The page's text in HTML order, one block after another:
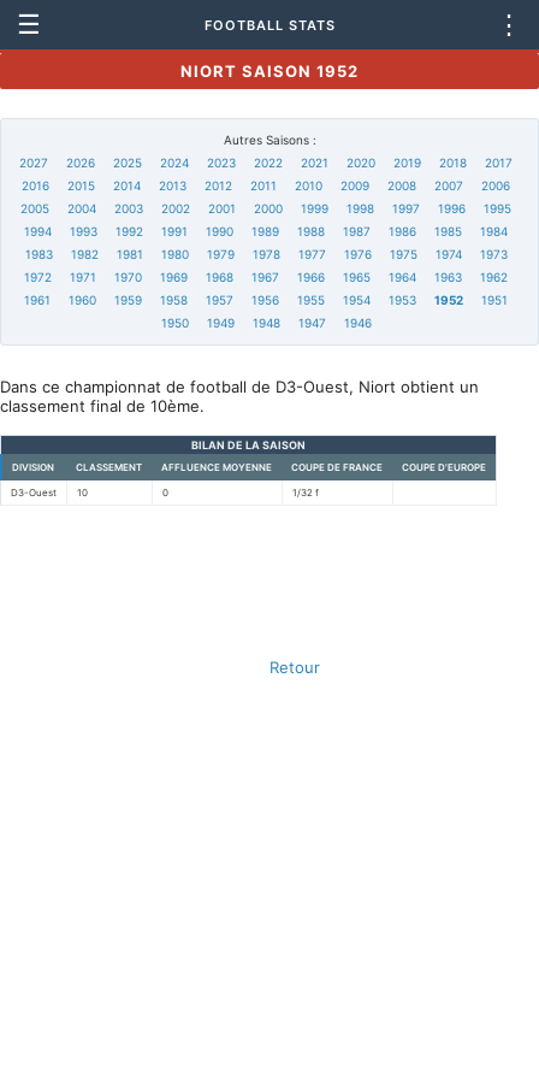
☰ FOOTBALL STATS ⋮
NIORT SAISON 1952
Autres Saisons :
2027
2026 2025 2024 2023 2022 2021 2020 2019 2018
2017
2016
2015 2014 2013 2012 2011 2010 2009 2008 2007
2006
2005
2004 2003 2002 2001 2000 1999 1998 1997 1996
1995
1994
1993 1992 1991 1990 1989 1988 1987 1986 1985
1984
1983
1982 1981 1980 1979 1978 1977 1976 1975 1974
1973
1972
1971 1970 1969 1968 1967 1966 1965 1964 1963
1962
1961
1960 1959 1958 1957 1956 1955 1954 1953 1952
1951
1950
1949 1948 1947 1946
Dans ce championnat de football de D3-Ouest, Niort obtient un
classement final de 10ème.
BILAN DE LA SAISON
DIVISION CLASSEMENT AFFLUENCE MOYENNE COUPE DE FRANCE COUPE D'EUROPE
D3-Ouest 10 0 1/32 f
Retour